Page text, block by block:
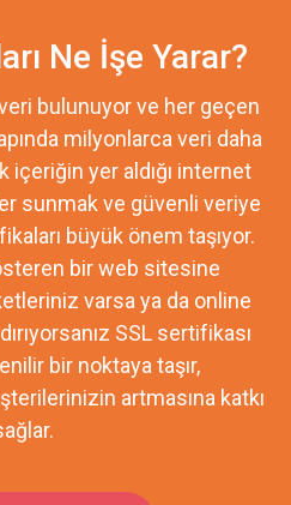
Ne İşe Yarar?
bulunuyor ve her geçen
milyonlarca veri daha
içeriğin yer aldığı internet
sunmak ve güvenli veriye
büyük önem taşıyor.
bir web sitesine
varsa ya da online
SSL sertifikası
bir noktaya taşır,
artmasına katkı